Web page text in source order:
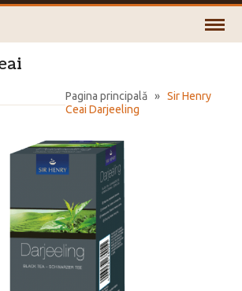
Pagina principală » Sir Henry
Ceai Darjeeling